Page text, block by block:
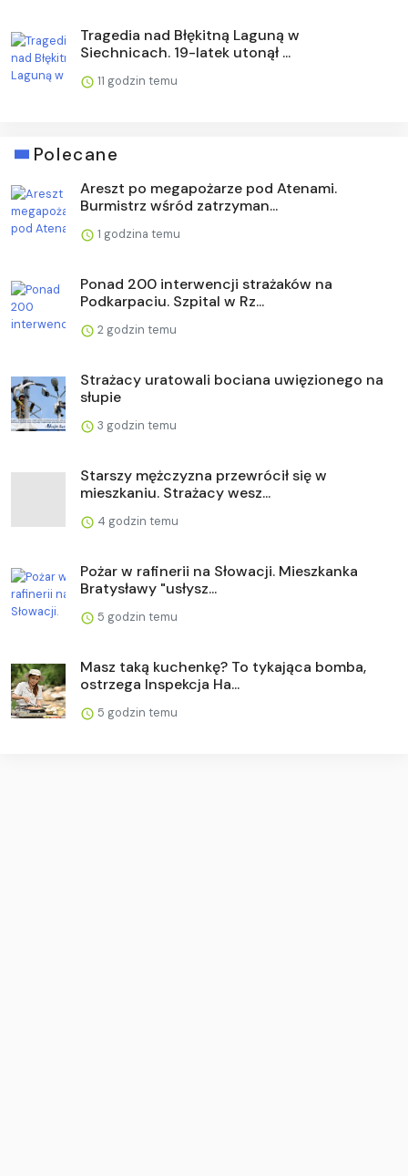
Tragedia nad Błękitną Laguną w
Siechnicach. 19-latek utonął ...
11 godzin temu
Polecane
Areszt po megapożarze pod Atenami.
Burmistrz wśród zatrzyman...
1 godzina temu
Ponad 200 interwencji strażaków na
Podkarpaciu. Szpital w Rz...
2 godzin temu
Strażacy uratowali bociana uwięzionego na
słupie
3 godzin temu
Starszy mężczyzna przewrócił się w
mieszkaniu. Strażacy wesz...
4 godzin temu
Pożar w rafinerii na Słowacji. Mieszkanka
Bratysławy "usłysz...
5 godzin temu
Masz taką kuchenkę? To tykająca bomba,
ostrzega Inspekcja Ha...
5 godzin temu